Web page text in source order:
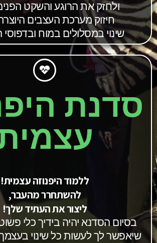
ולחזק את הרוגע והשקט
חיזוק מערכת העצבים
שינוי במסלולים במוח
סדנת
ללמוד היפנוזה עצמית!
להשתחרר מהעבר,
ליצור את העתיד שלך!
בסיום הסדנא יהיה בידיך כלי
שיאפשר לך לעשות כל שינוי